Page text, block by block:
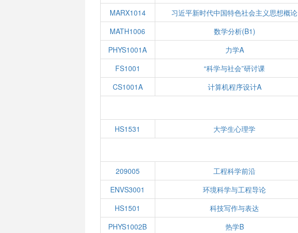
MARX1014
习近平新时代中国特色社会主义思想概论
MATH1006
数学分析(B1)
PHYS1001A
力学A
FS1001
“科学与社会”研讨课
CS1001A
计算机程序设计A
HS1531 大学生心理学
209005 工程科学前沿
ENVS3001
环境科学与工程导论
HS1501
科技写作与表达
PHYS1002B
热学B